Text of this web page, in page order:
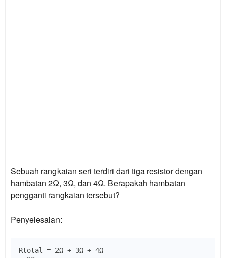
Sebuah rangkaian seri terdiri dari tiga resistor dengan
hambatan 2Ω, 3Ω, dan 4Ω. Berapakah hambatan
pengganti rangkaian tersebut?
Penyelesaian:
Rtotal = 2Ω + 3Ω + 4Ω